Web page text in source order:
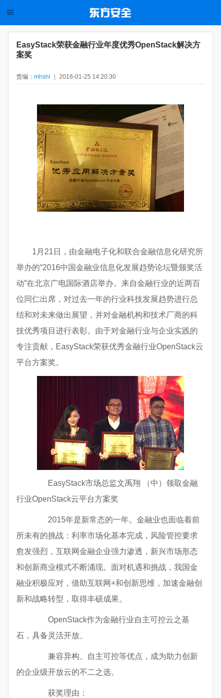
EasyStack荣获金融行业年度优秀OpenStack解决方
案奖
责编： mhshi ｜ 2016-01-25 14:20:30
1月21日，由金融电子化和联合金融信息化研究所
举办的“2016中国金融业信息化发展趋势论坛暨颁奖活
动”在北京广电国际酒店举办。来自金融行业的近两百
位同仁出席，对过去一年的行业科技发展趋势进行总
结和对未来做出展望，并对金融机构和技术厂商的科
技优秀项目进行表彰。由于对金融行业与企业实践的
专注贡献，EasyStack荣获优秀金融行业OpenStack云
平台方案奖。
EasyStack市场总监文禹翔 （中）领取金融
行业OpenStack云平台方案奖
2015年是新常态的一年。金融业也面临着前
所未有的挑战：利率市场化基本完成，风险管控要求
愈发强烈，互联网金融企业强力渗透，新兴市场形态
和创新商业模式不断涌现。面对机遇和挑战，我国金
融业积极应对，借助互联网+和创新思维，加速金融创
新和战略转型，取得丰硕成果。
OpenStack作为金融行业自主可控云之基
石，具备灵活开放、
兼容异构、自主可控等优点，成为助力创新
的企业级开放云的不二之选。
获奖理由：